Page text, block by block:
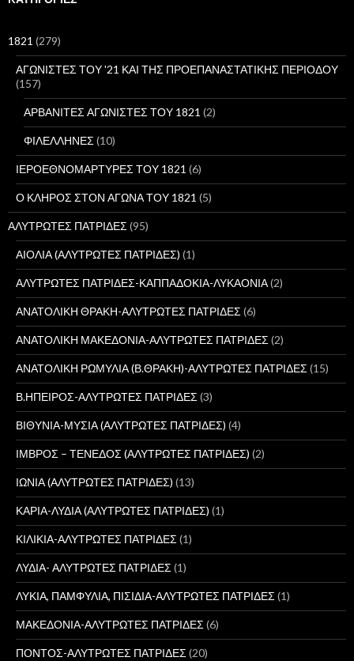
σ
1821 (279)
ΑΓΩΝΙΣΤΕΣ ΤΟΥ '21 ΚΑΙ ΤΗΣ ΠΡΟΕΠΑΝΑΣΤΑΤΙΚΗΣ ΠΕΡΙΟΔΟΥ
(157)
ΑΡΒΑΝΙΤΕΣ ΑΓΩΝΙΣΤΕΣ ΤΟΥ 1821 (2)
ΦΙΛΕΛΛΗΝΕΣ (10)
ΙΕΡΟΕΘΝΟΜΑΡΤΥΡΕΣ ΤΟΥ 1821 (6)
Ο ΚΛΗΡΟΣ ΣΤΟΝ ΑΓΩΝΑ ΤΟΥ 1821 (5)
ΑΛΥΤΡΩΤΕΣ ΠΑΤΡΙΔΕΣ (95)
ΑΙΟΛΙΑ (ΑΛΥΤΡΩΤΕΣ ΠΑΤΡΙΔΕΣ) (1)
ΑΛΥΤΡΩΤΕΣ ΠΑΤΡΙΔΕΣ-ΚΑΠΠΑΔΟΚΙΑ-ΛΥΚΑΟΝΙΑ(2)
ΑΝΑΤΟΛΙΚΗ ΘΡΑΚΗ-ΑΛΥΤΡΩΤΕΣ ΠΑΤΡΙΔΕΣ (6)
ΑΝΑΤΟΛΙΚΗ ΜΑΚΕΔΟΝΙΑ-ΑΛΥΤΡΩΤΕΣ ΠΑΤΡΙΔΕΣ (2)
ΑΝΑΤΟΛΙΚΗ ΡΩΜΥΛΙΑ (Β.ΘΡΑΚΗ)-ΑΛΥΤΡΩΤΕΣ ΠΑΤΡΙΔΕΣ (15)
Β.ΗΠΕΙΡΟΣ-ΑΛΥΤΡΩΤΕΣ ΠΑΤΡΙΔΕΣ (3)
ΒΙΘΥΝΙΑ-ΜΥΣΙΑ (ΑΛΥΤΡΩΤΕΣ ΠΑΤΡΙΔΕΣ) (4)
ΙΜΒΡΟΣ – ΤΕΝΕΔΟΣ (ΑΛΥΤΡΩΤΕΣ ΠΑΤΡΙΔΕΣ) (2)
ΙΩΝΙΑ (ΑΛΥΤΡΩΤΕΣ ΠΑΤΡΙΔΕΣ) (13)
ΚΑΡΙΑ-ΛΥΔΙΑ (ΑΛΥΤΡΩΤΕΣ ΠΑΤΡΙΔΕΣ) (1)
ΚΙΛΙΚΙΑ-ΑΛΥΤΡΩΤΕΣ ΠΑΤΡΙΔΕΣ (1)
ΛΥΔΙΑ- ΑΛΥΤΡΩΤΕΣ ΠΑΤΡΙΔΕΣ (1)
ΛΥΚΙΑ, ΠΑΜΦΥΛΙΑ, ΠΙΣΙΔΙΑ-ΑΛΥΤΡΩΤΕΣ ΠΑΤΡΙΔΕΣ (1)
ΜΑΚΕΔΟΝΙΑ-ΑΛΥΤΡΩΤΕΣ ΠΑΤΡΙΔΕΣ (6)
ΠΟΝΤΟΣ-ΑΛΥΤΡΩΤΕΣ ΠΑΤΡΙΔΕΣ (20)